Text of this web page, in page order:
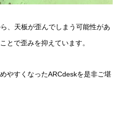
、天板が歪んでしまう可能性があ
とで歪みを抑えています。
やすくなったARCdeskを是非ご堪